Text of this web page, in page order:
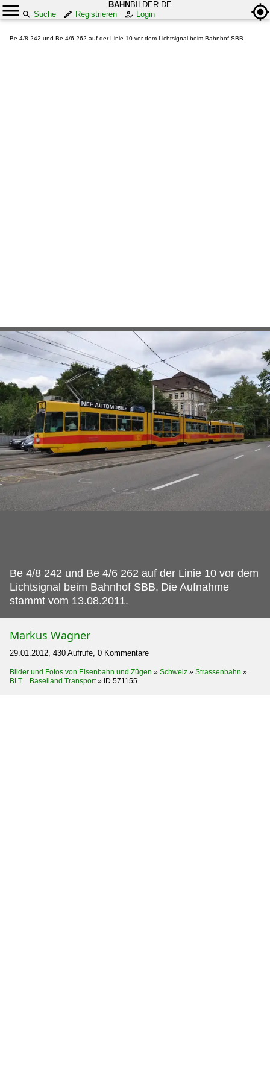
BAHN BILDER.DE
Suche
Registrieren Login
Be 4/8 242 und Be 4/6 262 auf der Linie 10 vor dem Lichtsignal beim Bahnhof SBB
Be 4/8 242 und Be 4/6 262 auf der Linie 10 vor dem
Lichtsignal beim Bahnhof SBB. Die Aufnahme
stammt vom 13.08.2011.
Markus Wagner
29.01.2012, 430 Aufrufe, 0 Kommentare
Bilder und Fotos von Eisenbahn und Zügen » Schweiz » Strassenbahn »
BLT Baselland Transport» ID 571155